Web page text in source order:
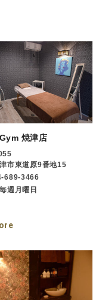
焼津店
市東道原9番地15
689-3466
週月曜日